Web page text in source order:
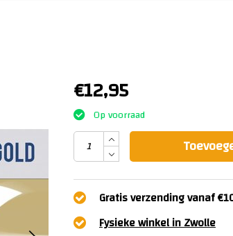
€12,95
Op voorraad
Gratis verzending vanaf
Fysieke winkel in Zwolle